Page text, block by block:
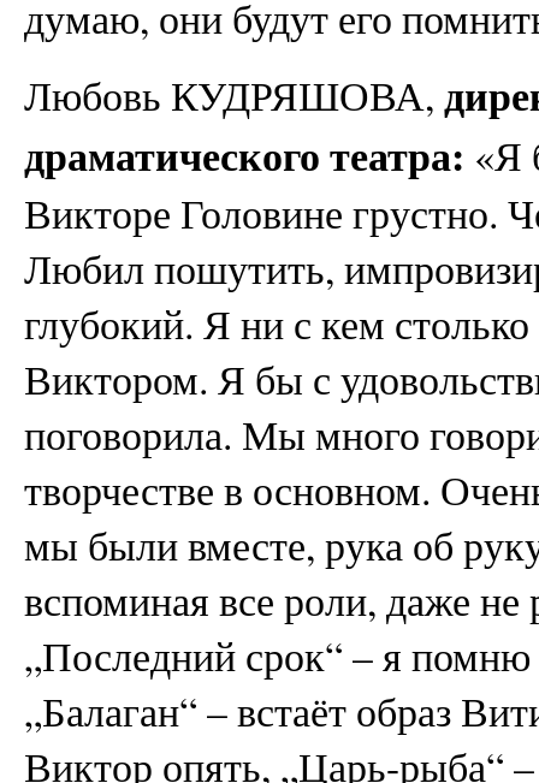
думаю, они будут его
Любовь КУДРЯШОВА,
драматического театра: «Я
Викторе Головине грустно.
Любил пошутить,
глубокий. Я ни с кем
Виктором. Я бы с
поговорила. Мы много
творчестве в основном.
мы были вместе, рука об
вспоминая все роли, даже не
„Последний срок“ – я
„Балаган“ – встаёт образ
Виктор опять, „Царь-рыба“